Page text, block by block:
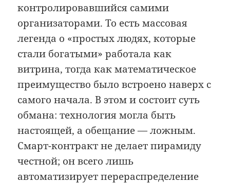
контролировавшийся самими
организаторами. То есть массовая
легенда о «простых людях, которые
стали богатыми» работала как
витрина, тогда как математическое
преимущество было встроено наверх с
самого начала. В этом и состоит суть
обмана: технология могла быть
настоящей, а обещание — ложным.
Смарт-контракт не делает пирамиду
честной; он всего лишь
автоматизирует перераспределение